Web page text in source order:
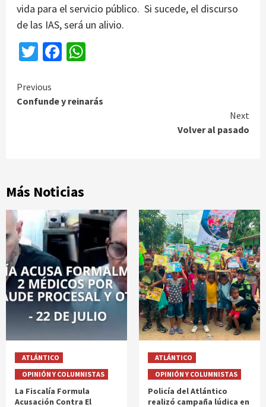
vida para el servicio público. Si sucede, el discurso
de las IAS, será un alivio.
TwitterFacebook
Continue
Reading
Previous
Confunde y reinarás
Next
Volver al pasado
Más Noticias
ATLÁNTICO
OPINIÓN Y COLUMNISTAS
La Fiscalía Formula
Acusación Contra El
ATLÁNTICO
OPINIÓN Y COLUMNISTAS
Policía del Atlántico
realizó campaña lúdica en